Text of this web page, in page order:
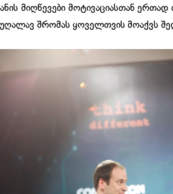
მიღწევები მოტივაციასთან ერთად
შრომას ყოველთვის მოაქვს